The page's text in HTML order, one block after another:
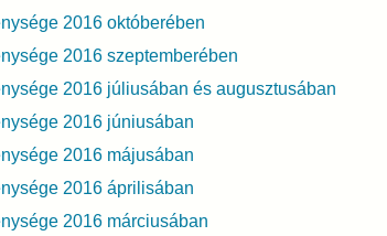
2016 októberében
2016 szeptemberében
2016 júliusában és augusztusában
2016 júniusában
2016 májusában
2016 áprilisában
2016 márciusában